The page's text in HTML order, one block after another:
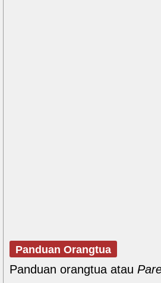
Panduan Orangtua
Panduan orangtua atau